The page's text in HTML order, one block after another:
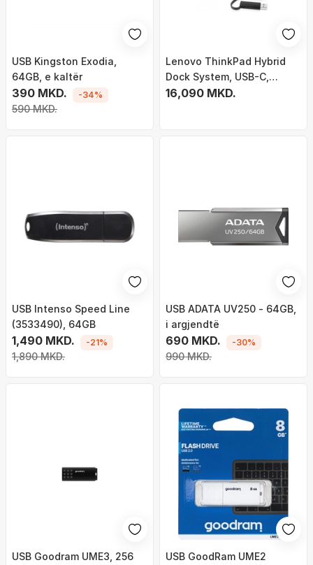
USB Kingston Exodia,
64GB, e kaltër
390 MKD.
590 MKD.
-34%
Lenovo ThinkPad Hybrid
Dock System, USB-C,
40AF0135EU
16,090 MKD.
USB Intenso Speed ​​Line
(3533490), 64GB
1,490 MKD.
1,890 MKD.
-21%
USB ADATA UV250 - 64GB,
i argjendtë
690 MKD.
990 MKD.
-30%
USB Goodram UME3, 256
USB GoodRam UME2